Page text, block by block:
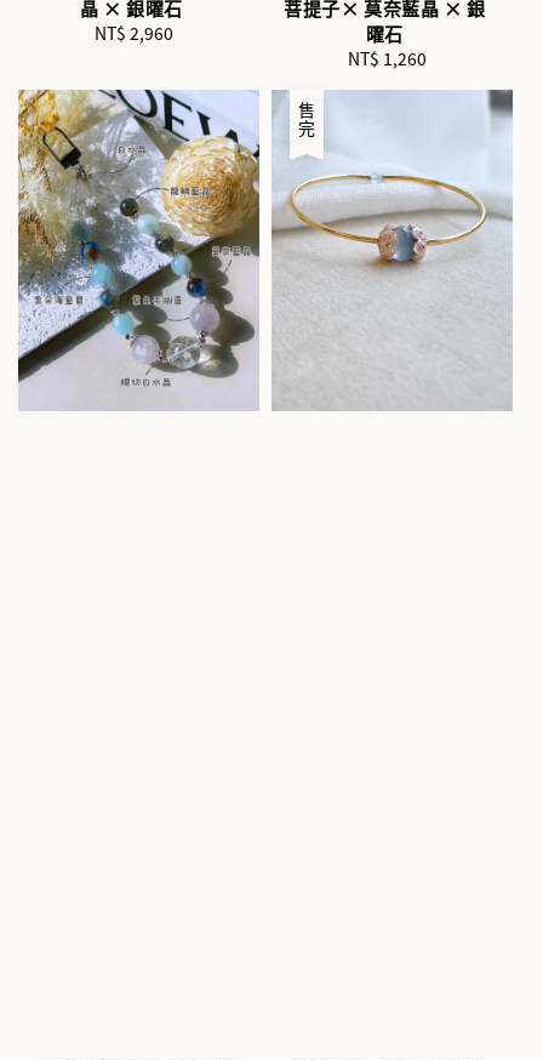
晶 × 銀曜石
Regular
NT$ 2,960
菩提子× 莫奈藍晶 × 銀
曜石
Regular
NT$ 1,260
售完